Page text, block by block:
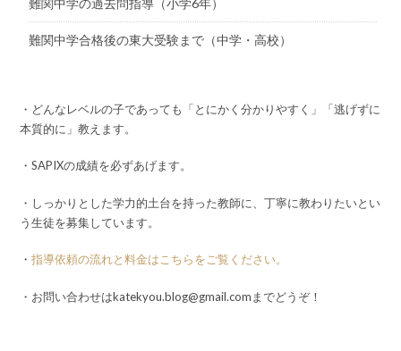
難関中学の過去問指導（小学6年）
難関中学合格後の東大受験まで（中学・高校）
・どんなレベルの子であっても「とにかく分かりやすく」「逃げずに
本質的に」教えます。
・SAPIXの成績を必ずあげます。
・しっかりとした学力的土台を持った教師に、丁寧に教わりたいとい
う生徒を募集しています。
・ 指導依頼の流れと料金はこちらをご覧ください。
・お問い合わせはkatekyou.blog@gmail.comまでどうぞ！